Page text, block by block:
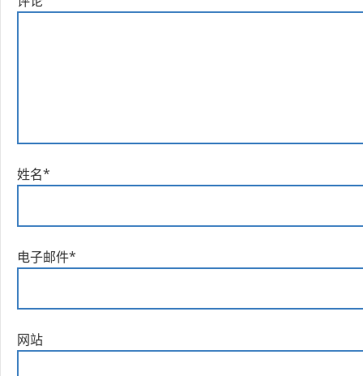
姓名*
电子邮件*
网站